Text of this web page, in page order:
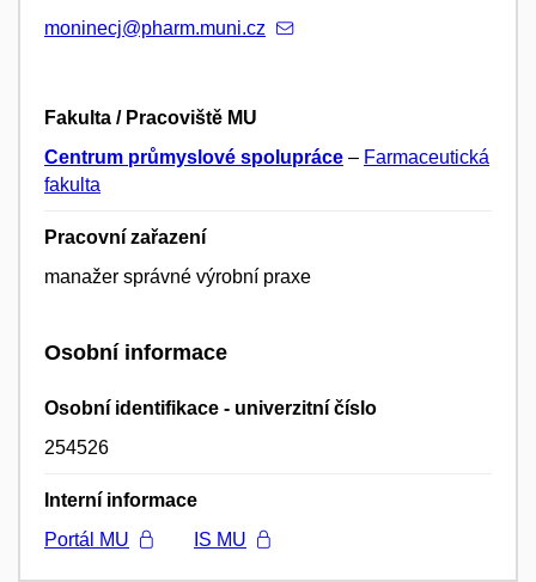
moninecj@pharm.muni.cz
Fakulta / Pracoviště MU
Centrum průmyslové spolupráce – Farmaceutická
fakulta
Pracovní zařazení
manažer správné výrobní praxe
Osobní informace
Osobní identifikace - univerzitní číslo
254526
Interní informace
Portál MU
IS MU